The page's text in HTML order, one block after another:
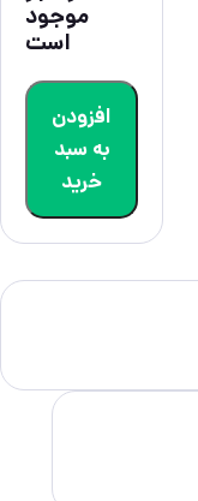
موجود
است
افزودن
به سبد
خرید